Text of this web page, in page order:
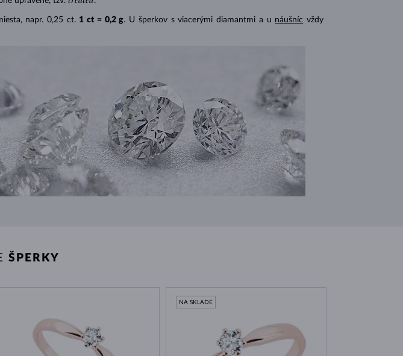
napr. 0,25 ct. 1 ct = 0,2 g. U šperkov s viacerými diamantmi a u náušníc vždy
ŠPERKY
NA SKLADE